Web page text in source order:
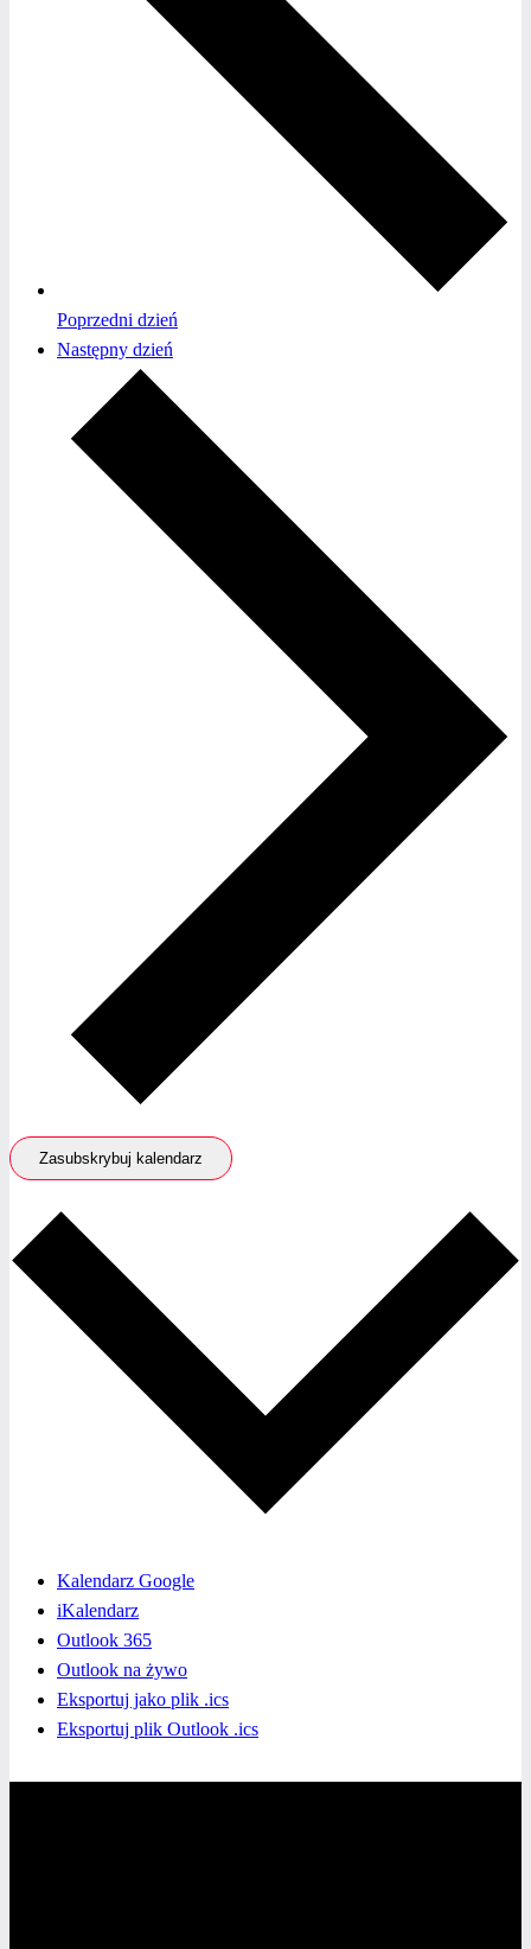
Poprzedni dzień
Następny dzień
Zasubskrybuj kalendarz
Kalendarz Google
iKalendarz
Outlook 365
Outlook na żywo
Eksportuj jako plik .ics
Eksportuj plik Outlook .ics